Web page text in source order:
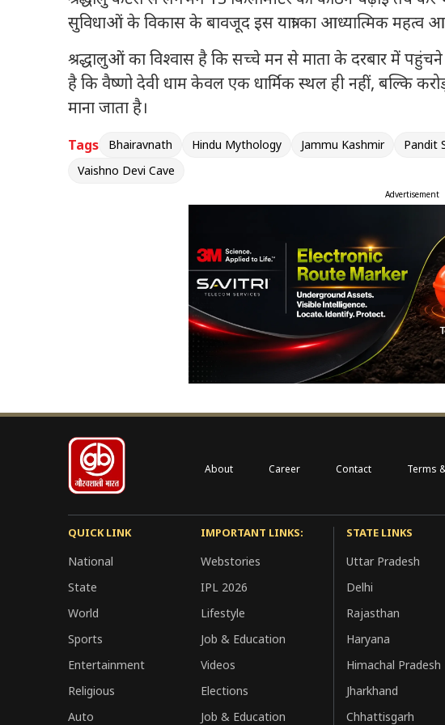
सुविधाओं के विकास के बावजूद इस यात्रा का आध्यात्मिक महत्व
श्रद्धालुओं का विश्वास है कि सच्चे मन से माता के दरबार में
है कि वैष्णो देवी धाम केवल एक धार्मिक स्थल ही नहीं, बल्कि
माना जाता है।
Tags Bhairavnath Hindu Mythology Jammu Kashmir Pandit
Vaishno Devi Cave
Advertisement
About Career Contact Terms
QUICK LINK
National
State
World
Sports
Entertainment
Religious
Auto
IMPORTANT LINKS:
Webstories
IPL 2026
Lifestyle
Job & Education
Videos
Elections
Job & Education
STATE LINKS
Uttar Pradesh
Delhi
Rajasthan
Haryana
Himachal Pradesh
Jharkhand
Chhattisgarh